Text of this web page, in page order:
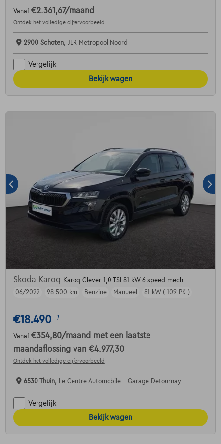
Vanaf €2.361,67/maand
Ontdek het volledige cijfervoorbeeld
2900 Schoten, JLR Metropool Noord
Vergelijk
Bekijk wagen
Skoda Karoq Karoq Clever 1,0 TSI 81 kW 6-speed mech.
06/2022
98.500 km Benzine Manueel 81 kW ( 109 PK )
€18.490 1
Vanaf €354,80/maand met een laatste
maandaflossing van €4.977,30
Ontdek het volledige cijfervoorbeeld
6530 Thuin, Le Centre Automobile - Garage Detournay
Vergelijk
Bekijk wagen